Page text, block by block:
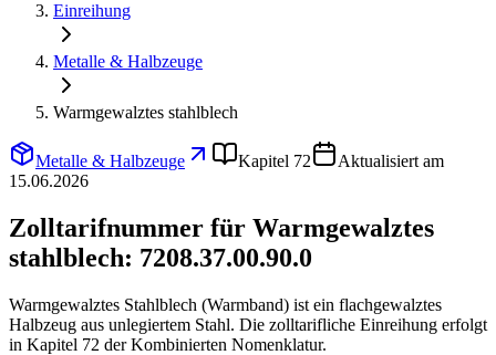
Einreihung
Metalle & Halbzeuge
Warmgewalztes stahlblech
Metalle & Halbzeuge Kapitel 72
Aktualisiert am
15.06.2026
Zolltarifnummer für Warmgewalztes
stahlblech: 7208.37.00.90.0
Warmgewalztes Stahlblech (Warmband) ist ein flachgewalztes
Halbzeug aus unlegiertem Stahl. Die zolltarifliche Einreihung erfolgt
in Kapitel 72 der Kombinierten Nomenklatur.